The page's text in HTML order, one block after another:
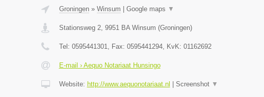
Groningen» Winsum Google maps ▼
Stationsweg 2, 9951 BA Winsum (Groningen)
Tel: 0595441301, Fax: 0595441294, KvK: 01162692
E-mail › Aequo Notariaat Hunsingo
Website: http://www.aequonotariaat.nl Screenshot ▼